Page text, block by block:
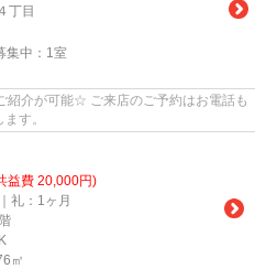
４丁目
中： 1室
紹介が可能☆ ご来店のご予約はお電話も
す。
益費 20,000円)
礼：1ヶ月
㎡